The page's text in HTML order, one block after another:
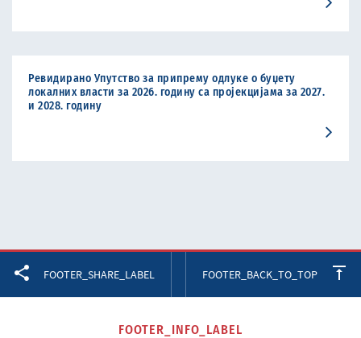
Ревидирано Упутство за припрему одлуке о буџету
локалних власти за 2026. годину са пројекцијама за 2027.
и 2028. годину
FOOTER_SHARE_LABEL FOOTER_BACK_TO_TOP
FOOTER_INFO_LABEL